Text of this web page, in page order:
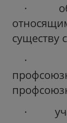
·
существу
·
·